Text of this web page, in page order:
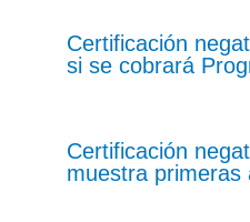
Certificación
si se cobrará
Certificación
muestra primeras